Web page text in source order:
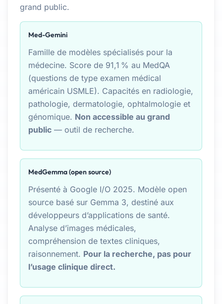
grand public.
Med-Gemini
Famille de modèles spécialisés pour la
médecine. Score de 91,1 % au MedQA
(questions de type examen médical
américain USMLE). Capacités en radiologie,
pathologie, dermatologie, ophtalmologie et
génomique. Non accessible au grand
public — outil de recherche.
MedGemma (open source)
Présenté à Google I/O 2025. Modèle open
source basé sur Gemma 3, destiné aux
développeurs d’applications de santé.
Analyse d’images médicales,
compréhension de textes cliniques,
raisonnement. Pour la recherche, pas pour
l’usage clinique direct.